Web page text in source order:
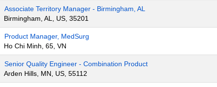
Associate Territory Manager - Birmingham, AL
Birmingham, AL, US, 35201
Product Manager, MedSurg
Ho Chi Minh, 65, VN
Senior Quality Engineer - Combination Product
Arden Hills, MN, US, 55112